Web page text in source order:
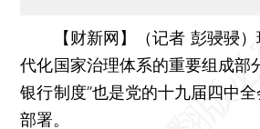
【财新网】（记者 彭骎骎）
代化国家治理体系的重要组成部
银行制度”也是党的十九届四中
部署。